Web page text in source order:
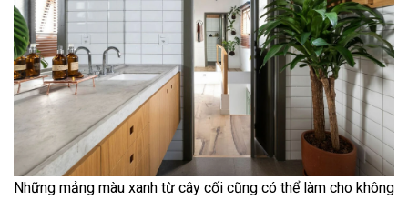
Những mảng màu xanh từ cây cối cũng có thể làm cho không